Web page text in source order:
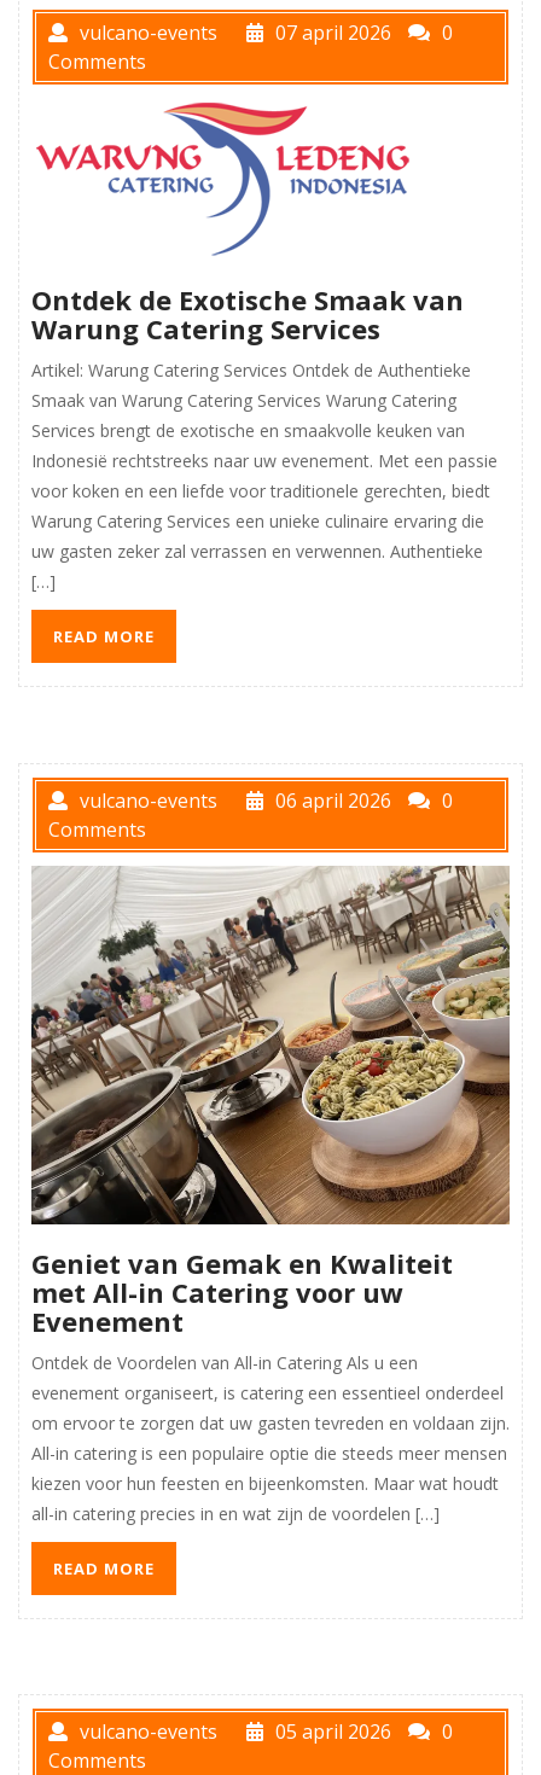
vulcano-events 07 april 2026
0
Comments
Ontdek de Exotische Smaak van
Warung Catering Services
Artikel: Warung Catering Services Ontdek de Authentieke
Smaak van Warung Catering Services Warung Catering
Services brengt de exotische en smaakvolle keuken van
Indonesië rechtstreeks naar uw evenement. Met een passie
voor koken en een liefde voor traditionele gerechten, biedt
Warung Catering Services een unieke culinaire ervaring die
uw gasten zeker zal verrassen en verwennen. Authentieke
[…]
READ MORE
vulcano-events 06 april 2026
0
Comments
Geniet van Gemak en Kwaliteit
met All-in Catering voor uw
Evenement
Ontdek de Voordelen van All-in Catering Als u een
evenement organiseert, is catering een essentieel onderdeel
om ervoor te zorgen dat uw gasten tevreden en voldaan zijn.
All-in catering is een populaire optie die steeds meer mensen
kiezen voor hun feesten en bijeenkomsten. Maar wat houdt
all-in catering precies in en wat zijn de voordelen […]
READ MORE
vulcano-events 05 april 2026
0
Comments